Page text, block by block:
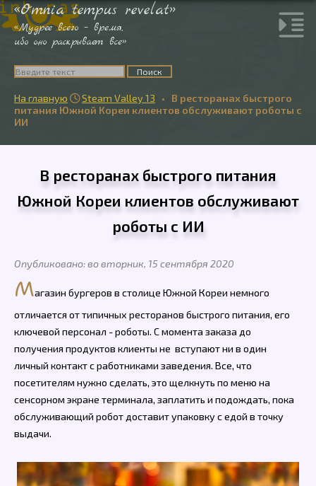
«Omnia tempus revelat»
«Мудрее всего – время,
ибо оно раскрывает все»
На главную  Steam Valley 13 • В ресторанах быстрого
питания Южной Кореи клиентов обслуживают роботы с
ИИ
В ресторанах быстрого питания
Южной Кореи клиентов обслуживают
роботы с ИИ
Опубликовано: во вторник, 15 сентября 2020
Магазин бургеров в столице Южной Кореи немного
отличается от типичных ресторанов быстрого питания, его
ключевой персонал - роботы. С момента заказа до
получения продуктов клиенты не вступают ни в один
личный контакт с работниками заведения. Все, что
посетителям нужно сделать, это щелкнуть по меню на
сенсорном экране терминала, заплатить и подождать, пока
обслуживающий робот доставит упаковку с едой в точку
выдачи.